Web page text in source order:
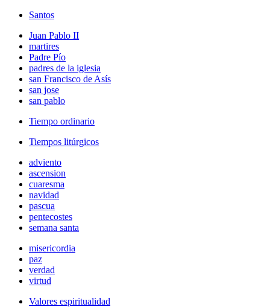
Santos
Juan Pablo II
martires
Padre Pío
padres de la iglesia
san Francisco de Asís
san jose
san pablo
Tiempo ordinario
Tiempos litúrgicos
adviento
ascension
cuaresma
navidad
pascua
pentecostes
semana santa
misericordia
paz
verdad
virtud
Valores espiritualidad